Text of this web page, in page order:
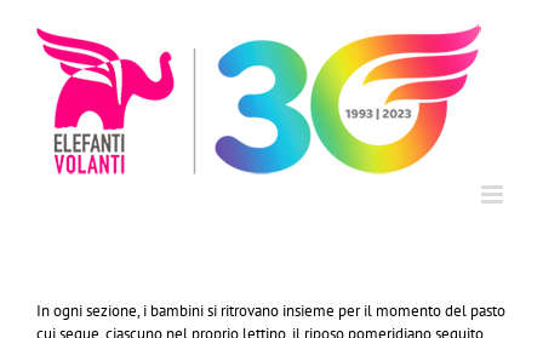
contenuto
In ogni sezione, i bambini si ritrovano insieme per il momento del pasto
cui segue, ciascuno nel proprio lettino, il riposo pomeridiano seguito